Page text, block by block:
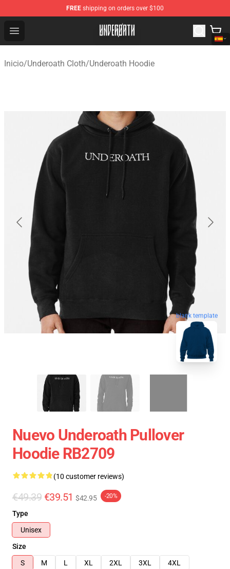
FREE shipping on orders over $100
Open menu
Underoath Store - Official Underoath Merchandise Shop
Inicio/Underoath Cloth/Underoath Hoodie
blank template
Nuevo Underoath Pullover
Hoodie RB2709
(10 customer reviews)
€49.39 €39.51 $42.95 -20%
Type
Unisex
Size
S
M L XL 2XL 3XL
4XL